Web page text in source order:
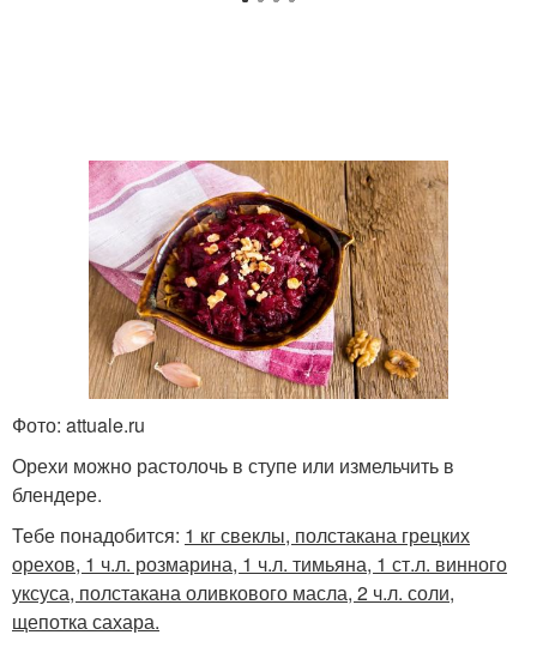
Фото: attuale.ru
Орехи можно растолочь в ступе или измельчить в
блендере.
Тебе понадобится: 1 кг свеклы, полстакана грецких
орехов, 1 ч.л. розмарина, 1 ч.л. тимьяна, 1 ст.л. винного
уксуса, полстакана оливкового масла, 2 ч.л. соли,
щепотка сахара.